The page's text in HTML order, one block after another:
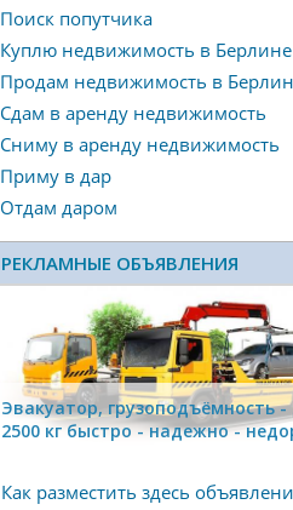
Поиск попутчика
Куплю недвижимость в Берлине
Продам недвижимость в
Сдам в аренду недвижимость
Сниму в аренду недвижимость
Приму в дар
Отдам даром
РЕКЛАМНЫЕ ОБЪЯВЛЕНИЯ
Эвакуатор, гpузоподъёмность -
2500 кг быстро - надeжно -
Как разместить здесь